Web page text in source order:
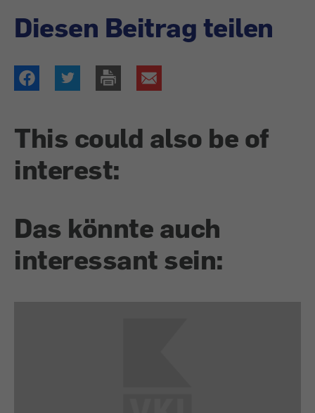
Diesen Beitrag teilen
This could also be of
interest:
Das könnte auch
interessant sein: